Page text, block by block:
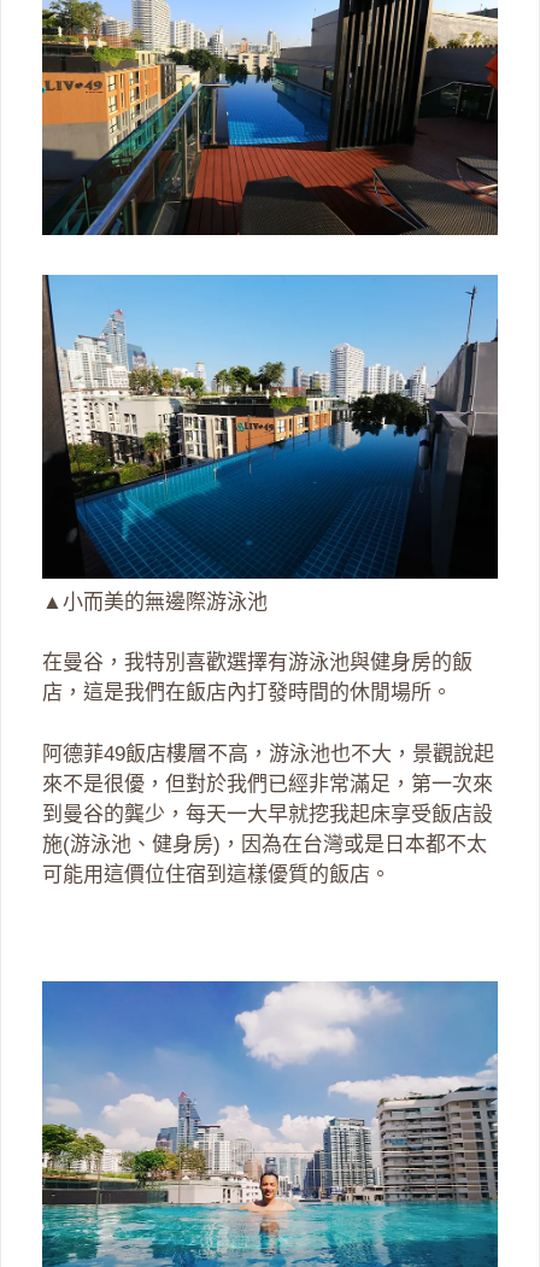
▲小而美的無邊際游泳池
在曼谷，我特別喜歡選擇有游泳池與健身房的飯
店，這是我們在飯店內打發時間的休閒場所。
阿德菲49飯店樓層不高，游泳池也不大，景觀說起
來不是很優，但對於我們已經非常滿足，第一次來
到曼谷的龔少，每天一大早就挖我起床享受飯店設
施(游泳池、健身房)，因為在台灣或是日本都不太
可能用這價位住宿到這樣優質的飯店。